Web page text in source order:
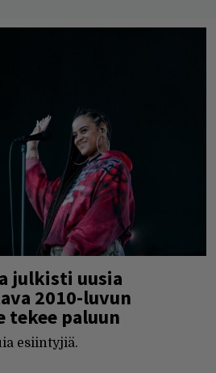
julkisti uusia
2010-luvun
paluun
esiintyjiä.